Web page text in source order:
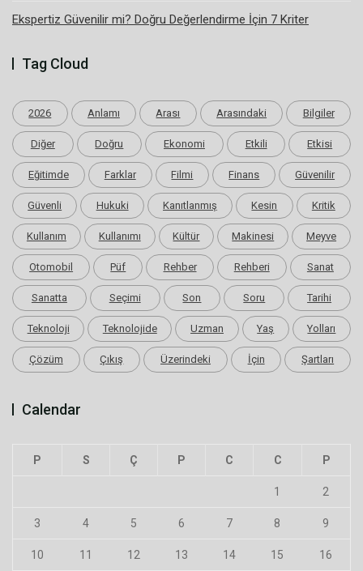
Ekspertiz Güvenilir mi? Doğru Değerlendirme İçin 7 Kriter
Tag Cloud
2026 Anlamı Arası Arasındaki Bilgiler
Diğer Doğru Ekonomi Etkili Etkisi
Eğitimde Farklar Filmi Finans Güvenilir
Güvenli Hukuki Kanıtlanmış Kesin Kritik
Kullanım Kullanımı Kültür Makinesi Meyve
Otomobil Püf Rehber Rehberi Sanat
Sanatta Seçimi Son Soru Tarihi
Teknoloji Teknolojide Uzman Yaş Yolları
Çözüm Çıkış Üzerindeki İçin Şartları
Calendar
P S Ç P C C P
1 2
3 4 5 6 7 8 9
10 11 12 13 14 15 16